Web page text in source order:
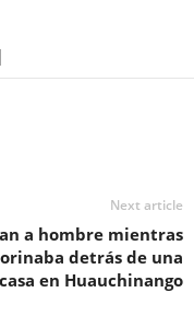
Next article
a hombre mientras
orinaba detrás de una
casa en Huauchinango